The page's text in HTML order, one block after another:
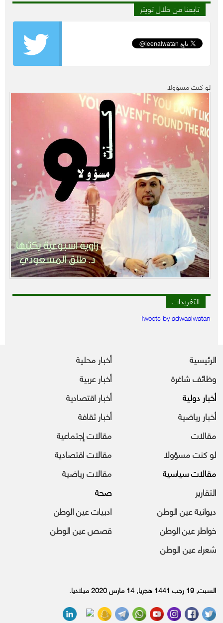
تابعنا من خلال تويتر
لو كنت مسؤولا
التغريدات
Tweets by adwaalwatan
الرئيسية
أخبار محلية
وظائف شاغرة
أخبار عربية
أخبار دولية
أخبار اقتصادية
أخبار رياضية
أخبار ثقافة
مقالات
مقالات إجتماعية
لو كنت مسؤولا
مقالات اقتصادية
مقالات سياسية
مقالات رياضية
التقارير
صحة
ديوانية عين الوطن
ادبيات عين الوطن
خواطر عين الوطن
قصص عين الوطن
شعراء عين الوطن
السبت, 19 رجب 1441 هجريا, 14 مارس 2020 ميلاديا.